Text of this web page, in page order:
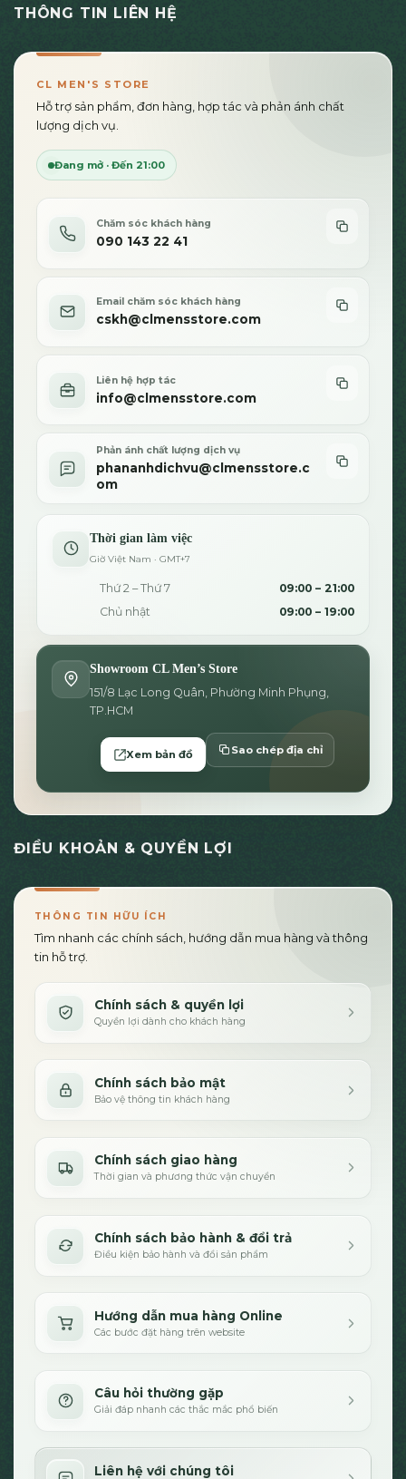
THÔNG TIN LIÊN HỆ
CL MEN'S STORE
Hỗ trợ sản phẩm, đơn hàng, hợp tác và phản ánh chất
lượng dịch vụ.
Đang mở · Đến 21:00
Chăm sóc khách hàng
090 143 22 41
Email chăm sóc khách hàng
cskh@clmensstore.com
Liên hệ hợp tác
info@clmensstore.com
Phản ánh chất lượng dịch vụ
phananhdichvu@clmensstore.c
om
Thời gian làm việc
Giờ Việt Nam · GMT+7
Thứ 2 – Thứ 7
09:00 – 21:00
Chủ nhật
09:00 – 19:00
Showroom CL Men’s Store
151/8 Lạc Long Quân, Phường Minh Phụng,
TP.HCM
Xem bản đồ Sao chép địa chỉ
ĐIỀU KHOẢN & QUYỀN LỢI
THÔNG TIN HỮU ÍCH
Tìm nhanh các chính sách, hướng dẫn mua hàng và thông
tin hỗ trợ.
Chính sách & quyền lợi
Quyền lợi dành cho khách hàng
Chính sách bảo mật
Bảo vệ thông tin khách hàng
Chính sách giao hàng
Thời gian và phương thức vận chuyển
Chính sách bảo hành & đổi trả
Điều kiện bảo hành và đổi sản phẩm
Hướng dẫn mua hàng Online
Các bước đặt hàng trên website
Câu hỏi thường gặp
Giải đáp nhanh các thắc mắc phổ biến
Liên hệ với chúng tôi